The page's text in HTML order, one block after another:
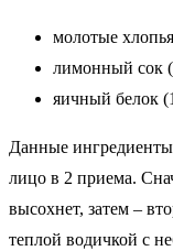
молотые
лимонный сок
яичный белок
Данные
лицо в 2 приема.
высохнет, затем –
теплой водичкой с